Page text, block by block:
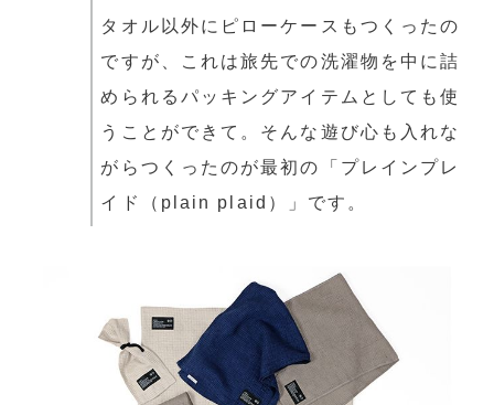
タオル以外にピローケースもつくったの
ですが、これは旅先での洗濯物を中に詰
められるパッキングアイテムとしても使
うことができて。そんな遊び心も入れな
がらつくったのが最初の「プレインプレ
イド（plain plaid）」です。